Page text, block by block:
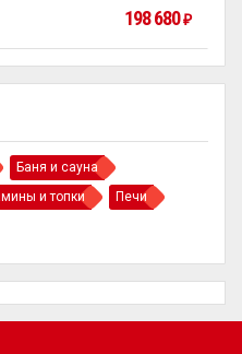
Баня и сауна
и топки
Печи
198 680₽